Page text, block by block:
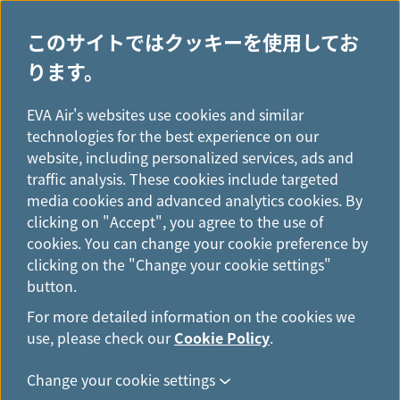
...
Infinity MileageLandsサー
ビスセンター
予約、発券、チェックイン、手荷物、空港、オンラインサ
ービスに関するご質問は、「よくあるご質問」をご覧くだ
さい。ご意見やご感想などがございましたら、以下よりご
連絡ください。
このサイトではクッキーを使用してお
ります。
EVA Air's websites use cookies and similar
technologies for the best experience on our
website, including personalized services, ads and
traffic analysis. These cookies include targeted
media cookies and advanced analytics cookies. By
clicking on "Accept", you agree to the use of
cookies. You can change your cookie preference by
clicking on the "Change your cookie settings"
button.
For more detailed information on the cookies we
use, please check ourCookie Policy.
Change your cookie settings